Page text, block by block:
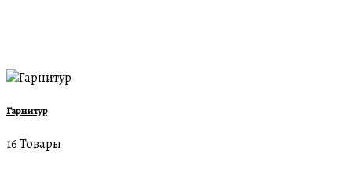
Гарнитур
16 Товары